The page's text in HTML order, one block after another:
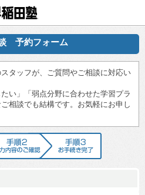
予約フォーム
タッフが、ご質問やご相談に対応い
い」「弱点分野に合わせた学習プラ
相談でも結構です。お気軽にお申し
1 個人情報のご入力手順2 入力内容のご確認